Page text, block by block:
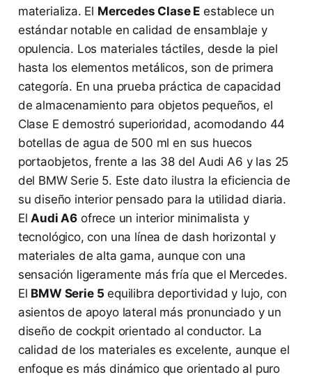
materializa. El Mercedes Clase E establece un
estándar notable en calidad de ensamblaje y
opulencia. Los materiales táctiles, desde la piel
hasta los elementos metálicos, son de primera
categoría. En una prueba práctica de capacidad
de almacenamiento para objetos pequeños, el
Clase E demostró superioridad, acomodando 44
botellas de agua de 500 ml en sus huecos
portaobjetos, frente a las 38 del Audi A6 y las 25
del BMW Serie 5. Este dato ilustra la eficiencia de
su diseño interior pensado para la utilidad diaria.
El Audi A6 ofrece un interior minimalista y
tecnológico, con una línea de dash horizontal y
materiales de alta gama, aunque con una
sensación ligeramente más fría que el Mercedes.
El BMW Serie 5 equilibra deportividad y lujo, con
asientos de apoyo lateral más pronunciado y un
diseño de cockpit orientado al conductor. La
calidad de los materiales es excelente, aunque el
enfoque es más dinámico que orientado al puro